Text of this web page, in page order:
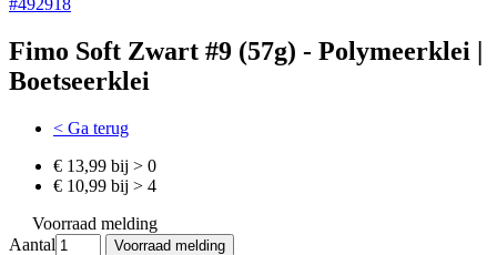
Fimo Soft Zwart #9 (57g) - Polymeerklei |
Boetseerklei
< Ga terug
€ 13,99 bij > 0
€ 10,99 bij > 4
Voorraad melding
Aantal